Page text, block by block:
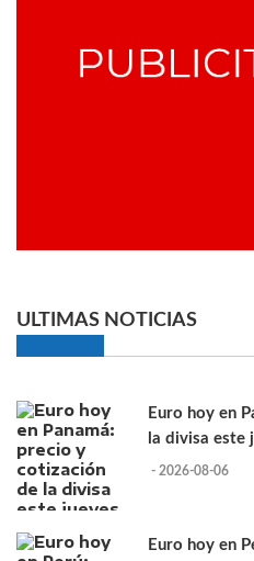
ULTIMAS NOTICIAS
Euro hoy en
la divisa este
- 2026-08-06
Euro hoy en